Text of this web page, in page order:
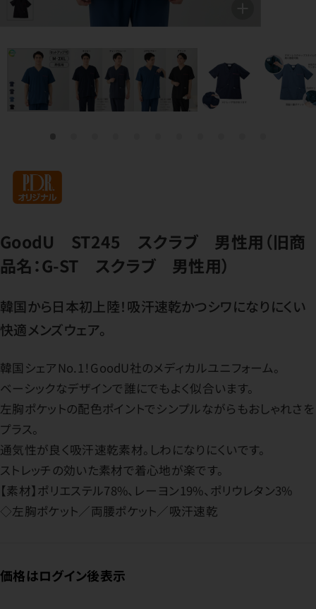
GoodU ST245 スクラブ 男性用（旧商
品名：G-ST スクラブ 男性用）
韓国から日本初上陸！吸汗速乾かつシワになりにくい
快適メンズウェア。
韓国シェアNo.1！GoodU社のメディカルユニフォーム。
ベーシックなデザインで誰にでもよく似合います。
左胸ポケットの配色ポイントでシンプルながらもおしゃれさを
プラス。
通気性が良く吸汗速乾素材。しわになりにくいです。
ストレッチの効いた素材で着心地が楽です。
【素材】ポリエステル78%、レーヨン19%、ポリウレタン3%
◇左胸ポケット／両腰ポケット／吸汗速乾
価格はログイン後表示